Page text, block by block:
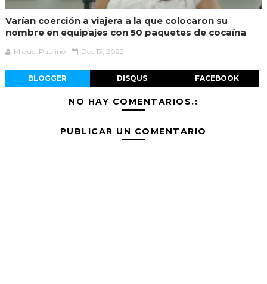
Varían coerción a viajera a la que colocaron su
nombre en equipajes con 50 paquetes de cocaína
Miguel Paulino Dec 13, 2022
BLOGGER DISQUS FACEBOOK
NO HAY COMENTARIOS.:
PUBLICAR UN COMENTARIO